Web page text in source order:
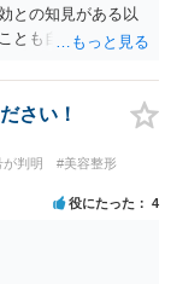
との知見がある以
とも自由であり、
ど各種業法で定め
、公の施設でもマ
さい！
が判明
#美容整形
役にたった 4